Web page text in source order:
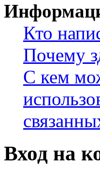
Кто
Почему
С кем
Вход на